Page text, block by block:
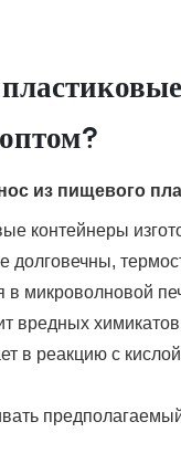
из пищевого
контейнеры
долговечны,
в микроволновой
вредных
в реакцию с